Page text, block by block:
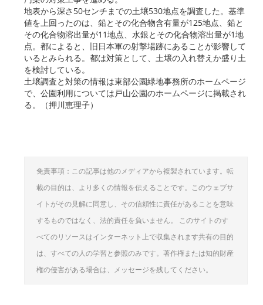
地表から深さ50センチまでの土壌530地点を調査した。基準
値を上回ったのは、鉛とその化合物含有量が125地点、鉛と
その化合物溶出量が11地点、水銀とその化合物溶出量が1地
点。都によると、旧日本軍の射撃場跡にあることが影響して
いるとみられる。都は対策として、土壌の入れ替えか盛り土
を検討している。
土壌調査と対策の情報は東部公園緑地事務所のホームページ
で、公園利用については戸山公園のホームページに掲載され
る。（押川恵理子）
免責事項：この記事は他のメディアから複製されています。転
載の目的は、より多くの情報を伝えることです。このウェブサ
イトがその見解に同意し、その信頼性に責任があることを意味
するものではなく、法的責任を負いません。 このサイトのす
べてのリソースはインターネット上で収集されます共有の目的
は、すべての人の学習と参照のみです。著作権または知的財産
権の侵害がある場合は、メッセージを残してください。